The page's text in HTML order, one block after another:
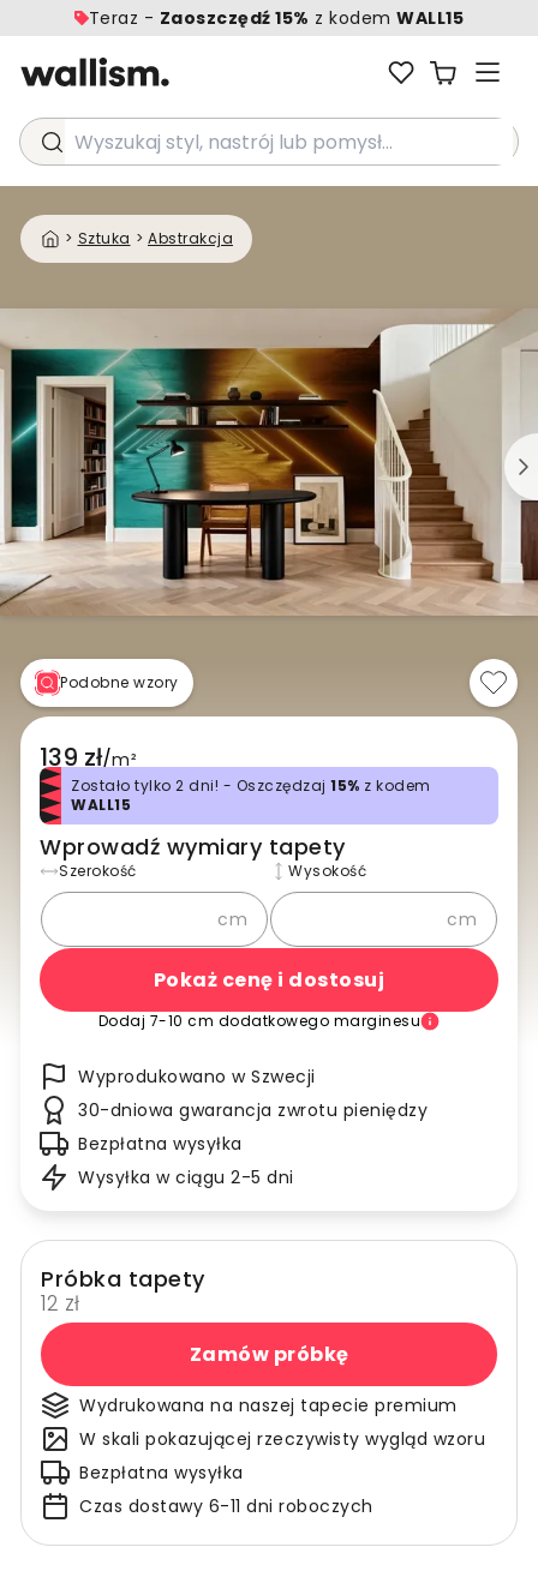
Teraz - Zaoszczędź 15% z kodemWALL15
Wyszukaj styl, nastrój lub pomysł...
> Sztuka > Abstrakcja
Podobne wzory
139 zł/m²
Zostało tylko 2 dni! - Oszczędzaj 15% z kodem
WALL15
Wprowadź wymiary tapety
Szerokość
cm
Wysokość
cm
Pokaż cenę i dostosuj
Dodaj 7-10 cm dodatkowego marginesu
Wyprodukowano w Szwecji
30-dniowa gwarancja zwrotu pieniędzy
Bezpłatna wysyłka
Wysyłka w ciągu 2-5 dni
Próbka tapety
12 zł
Zamów próbkę
Wydrukowana na naszej tapecie premium
W skali pokazującej rzeczywisty wygląd wzoru
Bezpłatna wysyłka
Czas dostawy 6-11 dni roboczych